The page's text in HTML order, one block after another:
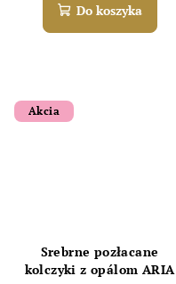
Do koszyka
Akcia
Srebrne pozłacane
kolczyki z opálom ARIA